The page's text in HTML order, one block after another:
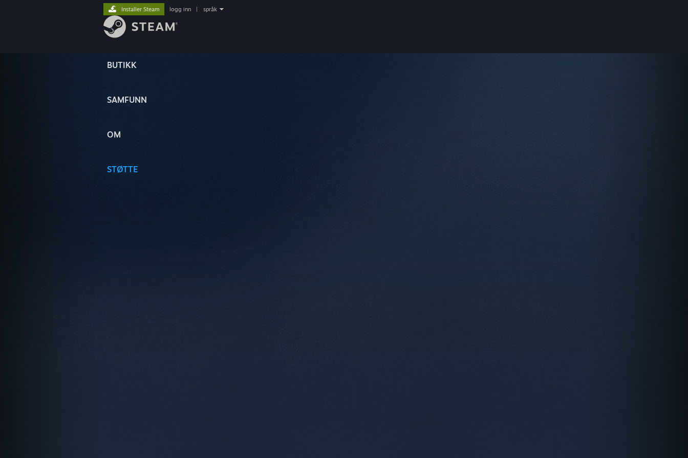
BUTIKK
SAMFUNN
OM
STØTTE
Installer Steam logg inn språk